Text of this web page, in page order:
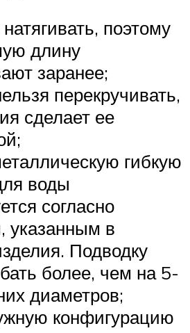
поэтому
длину
заранее;
перекручивать,
сделает ее
гибкую
воды
согласно
указанным в
Подводку
более, чем на 5-
диаметров;
конфигурацию